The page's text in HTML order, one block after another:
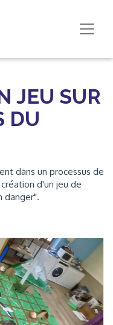
JEU SUR
DU
dans un processus de
d'un jeu de
danger".